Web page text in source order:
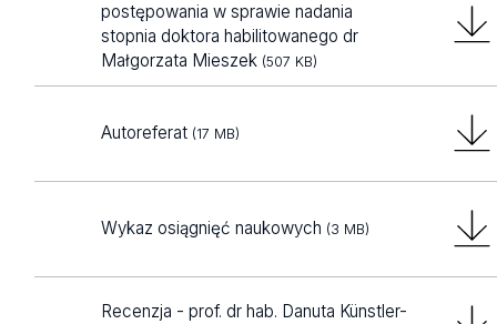
postępowania w sprawie nadania
stopnia doktora habilitowanego dr
Małgorzata Mieszek (507 KB)
Autoreferat (17 MB)
Wykaz osiągnięć naukowych (3 MB)
Recenzja - prof. dr hab. Danuta Künstler-